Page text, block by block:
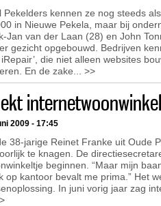
Pekelders kennen ze nog steeds
in Nieuwe Pekela, maar bij
Jan van der Laan (28) en John
gezicht opgebouwd. Bedrijven
die niet alleen websites
En de zake... >>
2009 - 17:45
38-jarige Reinet Franke uit Oude
te knagen. De
beginnen. “Maar mijn
op kantoor bevalt me prima.” Het
In juni vorig jaar zag